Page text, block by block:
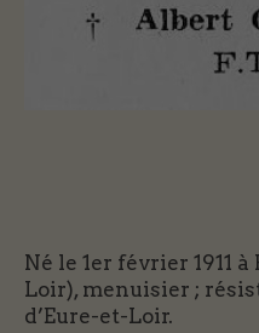
Né le 1er février 1911
Loir), menuisier ;
d’Eure-et-Loir.